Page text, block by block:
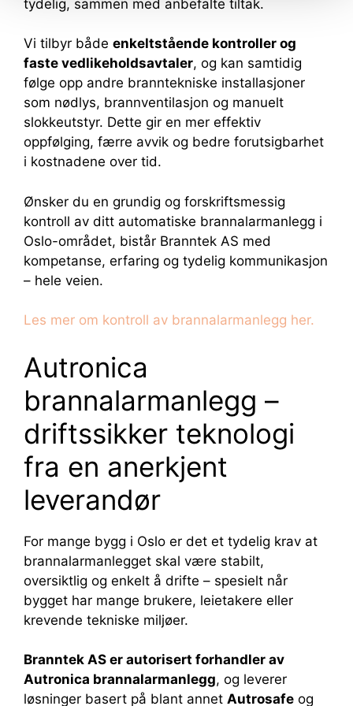
tydelig, sammen med anbefalte tiltak.
Vi tilbyr både enkeltstående kontroller og
faste vedlikeholdsavtaler, og kan samtidig
følge opp andre branntekniske installasjoner
som nødlys, brannventilasjon og manuelt
slokkeutstyr. Dette gir en mer effektiv
oppfølging, færre avvik og bedre forutsigbarhet
i kostnadene over tid.
Ønsker du en grundig og forskriftsmessig
kontroll av ditt automatiske brannalarmanlegg i
Oslo-området, bistår Branntek AS med
kompetanse, erfaring og tydelig kommunikasjon
– hele veien.
Les mer om kontroll av brannalarmanlegg her.
Autronica
brannalarmanlegg –
driftssikker teknologi
fra en anerkjent
leverandør
For mange bygg i Oslo er det et tydelig krav at
brannalarmanlegget skal være stabilt,
oversiktlig og enkelt å drifte – spesielt når
bygget har mange brukere, leietakere eller
krevende tekniske miljøer.
Branntek AS er autorisert forhandler av
Autronica brannalarmanlegg, og leverer
løsninger basert på blant annet Autrosafe og